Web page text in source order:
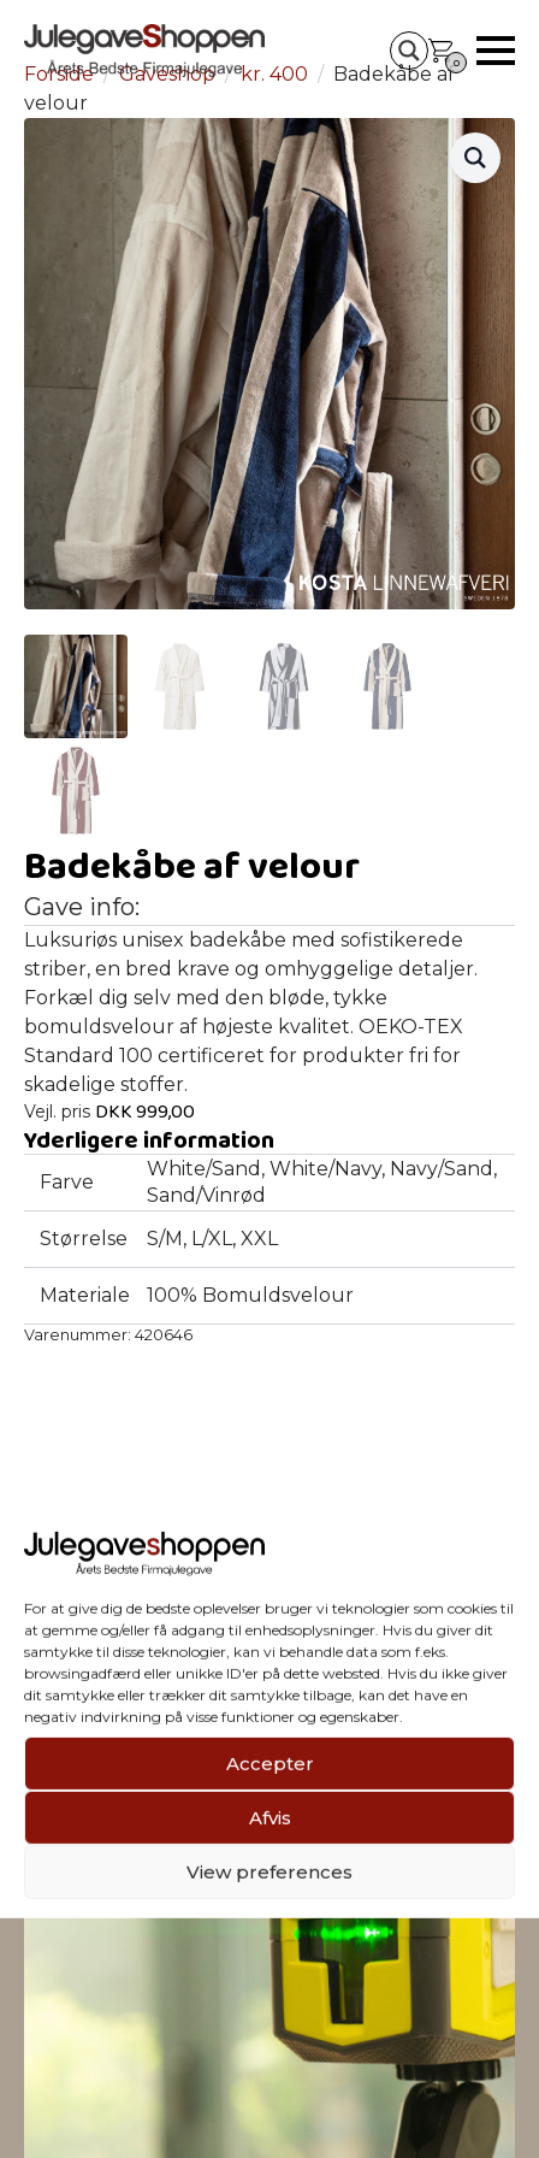
For at give dig de bedste oplevelser bruger vi teknologier som cookies til
at gemme og/eller få adgang til enhedsoplysninger. Hvis du giver dit
samtykke til disse teknologier, kan vi behandle data som f.eks.
browsingadfærd eller unikke ID'er på dette websted. Hvis du ikke giver
dit samtykke eller trækker dit samtykke tilbage, kan det have en
negativ indvirkning på visse funktioner og egenskaber.
Accepter
Afvis
View preferences
0
Forside Gaveshop kr. 400
Badekåbe af
velour
Badekåbe af velour
Gave info:
Luksuriøs unisex badekåbe med sofistikerede
striber, en bred krave og omhyggelige detaljer.
Forkæl dig selv med den bløde, tykke
bomuldsvelour af højeste kvalitet. OEKO-TEX
Standard 100 certificeret for produkter fri for
skadelige stoffer.
Vejl. pris DKK999,00
Yderligere information
Farve
White/Sand, White/Navy, Navy/Sand,
Sand/Vinrød
Størrelse
S/M, L/XL, XXL
Materiale 100% Bomuldsvelour
Varenummer: 420646
Vi har julegaver til hele
firmaet